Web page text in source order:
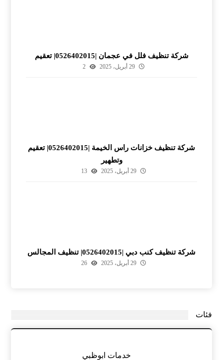
شركة تنظيف فلل في عجمان |0526402015| تعقيم
29 أبريل، 2025 2
شركة تنظيف خزانات راس الخيمة |0526402015| تعقيم
وتطهير
29 أبريل، 2025 13
شركة تنظيف كنب دبي |0526402015| تنظيف المجالس
29 أبريل، 2025 26
فئات
خدمات ابوظبي